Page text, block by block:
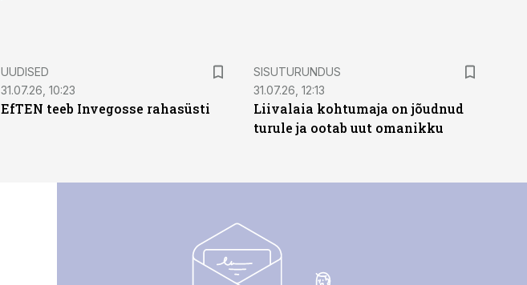
UUDISED
31.07.26, 10:23
EfTEN teeb Invegosse rahasüsti
ST
SISUTURUNDUS
31.07.26, 12:13
Liivalaia kohtumaja on jõudnud
turule ja ootab uut omanikku